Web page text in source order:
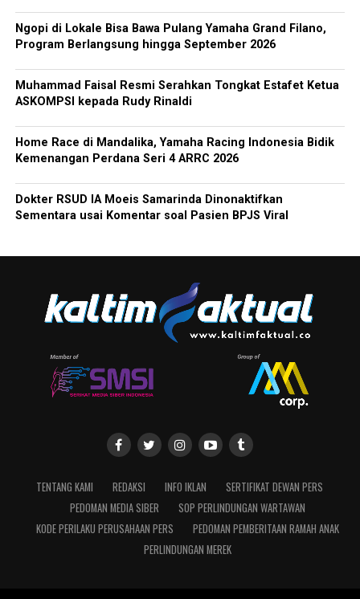
Ngopi di Lokale Bisa Bawa Pulang Yamaha Grand Filano,
Program Berlangsung hingga September 2026
Muhammad Faisal Resmi Serahkan Tongkat Estafet Ketua
ASKOMPSI kepada Rudy Rinaldi
Home Race di Mandalika, Yamaha Racing Indonesia Bidik
Kemenangan Perdana Seri 4 ARRC 2026
Dokter RSUD IA Moeis Samarinda Dinonaktifkan
Sementara usai Komentar soal Pasien BPJS Viral
TENTANG KAMI REDAKSI INFO IKLAN
SERTIFIKAT DEWAN PERS
PEDOMAN MEDIA SIBER
SOP PERLINDUNGAN WARTAWAN
KODE PERILAKU PERUSAHAAN PERS
PEDOMAN PEMBERITAAN RAMAH ANAK
PERLINDUNGAN MEREK